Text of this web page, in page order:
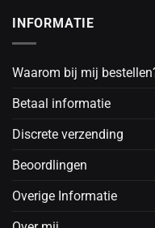
INFORMATIE
Waarom bij mij
Betaal informatie
Discrete verzending
Beoordlingen
Overige Informatie